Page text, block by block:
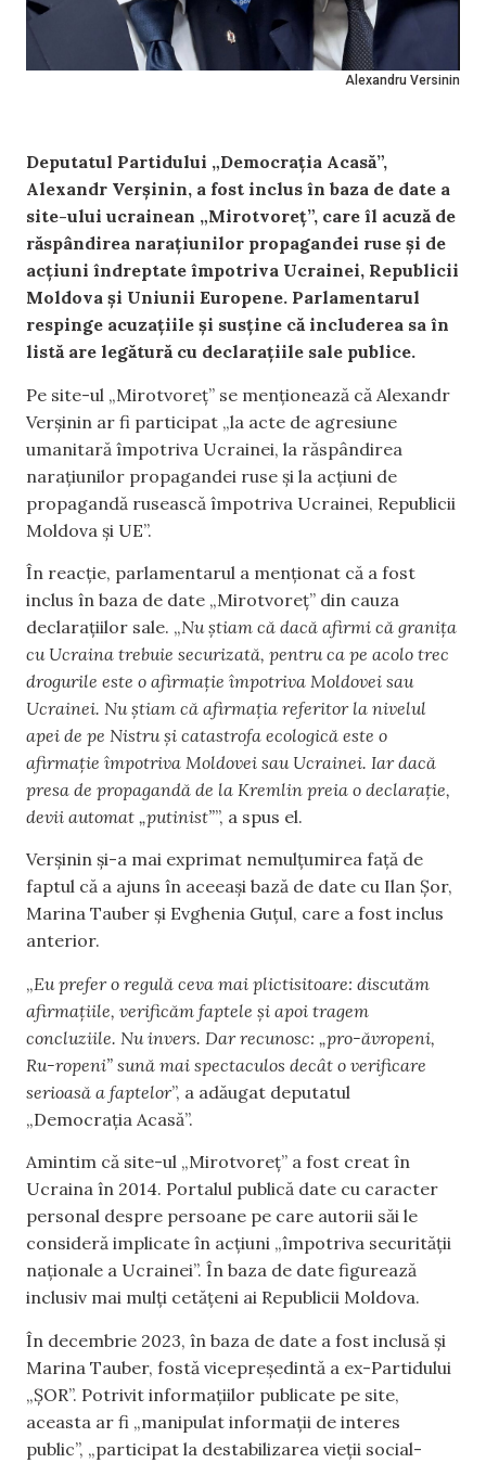
Alexandru Versinin
Deputatul Partidului „Democrația Acasă”,
Alexandr Verșinin, a fost inclus în baza de date a
site-ului ucrainean „Mirotvoreț”, care îl acuză de
răspândirea narațiunilor propagandei ruse și de
acțiuni îndreptate împotriva Ucrainei, Republicii
Moldova și Uniunii Europene. Parlamentarul
respinge acuzațiile și susține că includerea sa în
listă are legătură cu declarațiile sale publice.
Pe site-ul „Mirotvoreț” se menționează că Alexandr
Verșinin ar fi participat „la acte de agresiune
umanitară împotriva Ucrainei, la răspândirea
narațiunilor propagandei ruse și la acțiuni de
propagandă rusească împotriva Ucrainei, Republicii
Moldova și UE”.
În reacție, parlamentarul a menționat că a fost
inclus în baza de date „Mirotvoreț” din cauza
declarațiilor sale. „Nu știam că dacă afirmi că granița
cu Ucraina trebuie securizată, pentru ca pe acolo trec
drogurile este o afirmație împotriva Moldovei sau
Ucrainei. Nu știam că afirmația referitor la nivelul
apei de pe Nistru și catastrofa ecologică este o
afirmație împotriva Moldovei sau Ucrainei. Iar dacă
presa de propagandă de la Kremlin preia o declarație,
devii automat „putinist””, a spus el.
Verșinin și-a mai exprimat nemulțumirea față de
faptul că a ajuns în aceeași bază de date cu Ilan Șor,
Marina Tauber și Evghenia Guțul, care a fost inclus
anterior.
„Eu prefer o regulă ceva mai plictisitoare: discutăm
afirmațiile, verificăm faptele și apoi tragem
concluziile. Nu invers. Dar recunosc: „pro-ăvropeni,
Ru-ropeni” sună mai spectaculos decât o verificare
serioasă a faptelor”, a adăugat deputatul
„Democrația Acasă”.
Amintim că site-ul „Mirotvoreț” a fost creat în
Ucraina în 2014. Portalul publică date cu caracter
personal despre persoane pe care autorii săi le
consideră implicate în acțiuni „împotriva securității
naționale a Ucrainei”. În baza de date figurează
inclusiv mai mulți cetățeni ai Republicii Moldova.
În decembrie 2023, în baza de date a fost inclusă și
Marina Tauber, fostă vicepreședintă a ex-Partidului
„ȘOR”. Potrivit informațiilor publicate pe site,
aceasta ar fi „manipulat informații de interes
public”, „participat la destabilizarea vieții social-